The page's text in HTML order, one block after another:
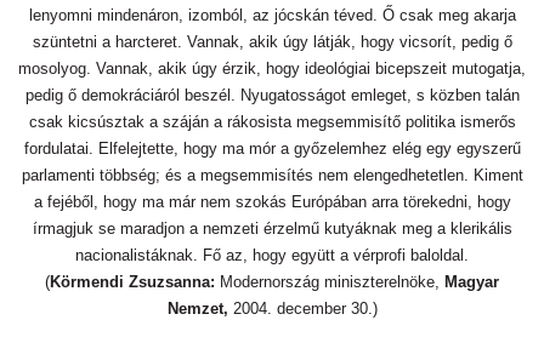
lenyomni mindenáron, izomból, az jócskán téved. Ő csak meg akarja
szüntetni a harcteret. Vannak, akik úgy látják, hogy vicsorít, pedig ő
mosolyog. Vannak, akik úgy érzik, hogy ideológiai bicepszeit mutogatja,
pedig ő demokráciáról beszél. Nyugatosságot emleget, s közben talán
csak kicsúsztak a száján a rákosista megsemmisítő politika ismerős
fordulatai. Elfelejtette, hogy ma mór a győzelemhez elég egy egyszerű
parlamenti többség; és a megsemmisítés nem elengedhetetlen. Kiment
a fejéből, hogy ma már nem szokás Európában arra törekedni, hogy
írmagjuk se maradjon a nemzeti érzelmű kutyáknak meg a klerikális
nacionalistáknak. Fő az, hogy együtt a vérprofi baloldal.
(Körmendi Zsuzsanna: Modernország miniszterelnöke, Magyar
Nemzet, 2004. december 30.)